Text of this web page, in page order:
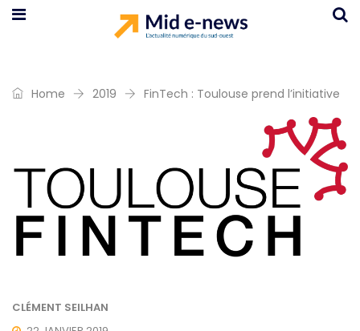
Home 2019 FinTech : Toulouse prend l’initiative
CLÉMENT SEILHAN